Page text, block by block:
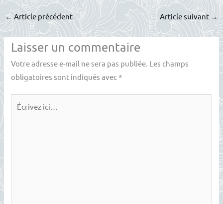
←Article précédent Article suivant →
Laisser un commentaire
Votre adresse e-mail ne sera pas publiée. Les champs
obligatoires sont indiqués avec*
Écrivez